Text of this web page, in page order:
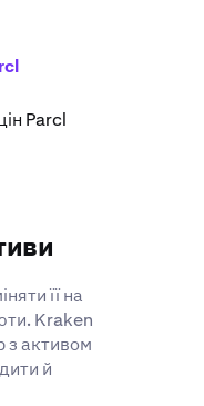
Parcl
її на
Kraken
з активом
й